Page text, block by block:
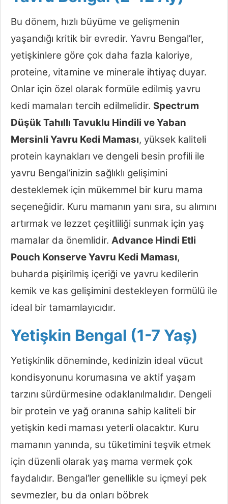
Bu dönem, hızlı büyüme ve gelişmenin
yaşandığı kritik bir evredir. Yavru Bengal’ler,
yetişkinlere göre çok daha fazla kaloriye,
proteine, vitamine ve minerale ihtiyaç duyar.
Onlar için özel olarak formüle edilmiş yavru
kedi mamaları tercih edilmelidir. Spectrum
Düşük Tahıllı Tavuklu Hindili ve Yaban
Mersinli Yavru Kedi Maması, yüksek kaliteli
protein kaynakları ve dengeli besin profili ile
yavru Bengal’inizin sağlıklı gelişimini
desteklemek için mükemmel bir kuru mama
seçeneğidir. Kuru mamanın yanı sıra, su alımını
artırmak ve lezzet çeşitliliği sunmak için yaş
mamalar da önemlidir. Advance Hindi Etli
Pouch Konserve Yavru Kedi Maması,
buharda pişirilmiş içeriği ve yavru kedilerin
kemik ve kas gelişimini destekleyen formülü ile
ideal bir tamamlayıcıdır.
Yetişkin Bengal (1-7 Yaş)
Yetişkinlik döneminde, kedinizin ideal vücut
kondisyonunu korumasına ve aktif yaşam
tarzını sürdürmesine odaklanılmalıdır. Dengeli
bir protein ve yağ oranına sahip kaliteli bir
yetişkin kedi maması yeterli olacaktır. Kuru
mamanın yanında, su tüketimini teşvik etmek
için düzenli olarak yaş mama vermek çok
faydalıdır. Bengal’ler genellikle su içmeyi pek
sevmezler, bu da onları böbrek